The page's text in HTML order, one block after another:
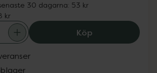
30 dagarna: 53 kr
kr
KöpSensodyne